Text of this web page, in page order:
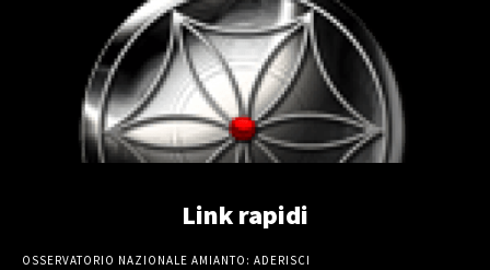
Link rapidi
OSSERVATORIO NAZIONALE AMIANTO: ADERISCI